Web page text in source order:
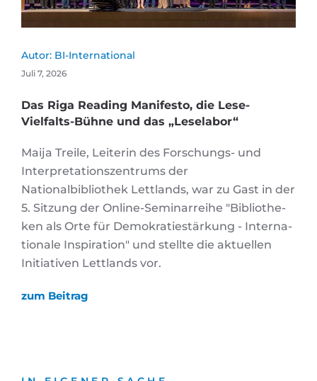
Autor: BI-International
Juli 7, 2026
Das Riga Reading Manifesto, die Lese-
Vielfalts-Bühne und das „Leselabor“
Maija Treile, Leiterin des Forschungs- und
Interpretationszentrums der
Nationalbibliothek Lettlands, war zu Gast in der
5. Sitzung der Online-Seminarreihe "Bi­blio­the­
ken als Orte für De­mo­kra­tie­stär­kung - In­ter­na­
tio­na­le In­spi­ra­ti­on" und stellte die aktuellen
Initiativen Lettlands vor.
zum Beitrag